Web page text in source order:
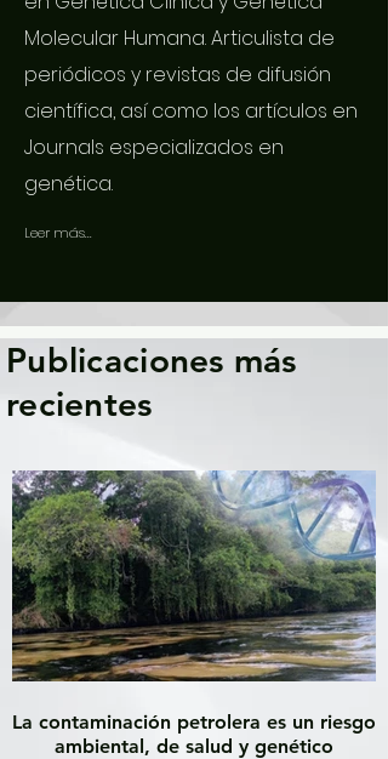
Molecular Humana. Articulista de
periódicos y revistas de difusión
científica, así como los artículos en
Journals especializados en
genética.
Leer más...
Publicaciones más
recientes
La contaminación petrolera es un riesgo
ambiental, de salud y genético